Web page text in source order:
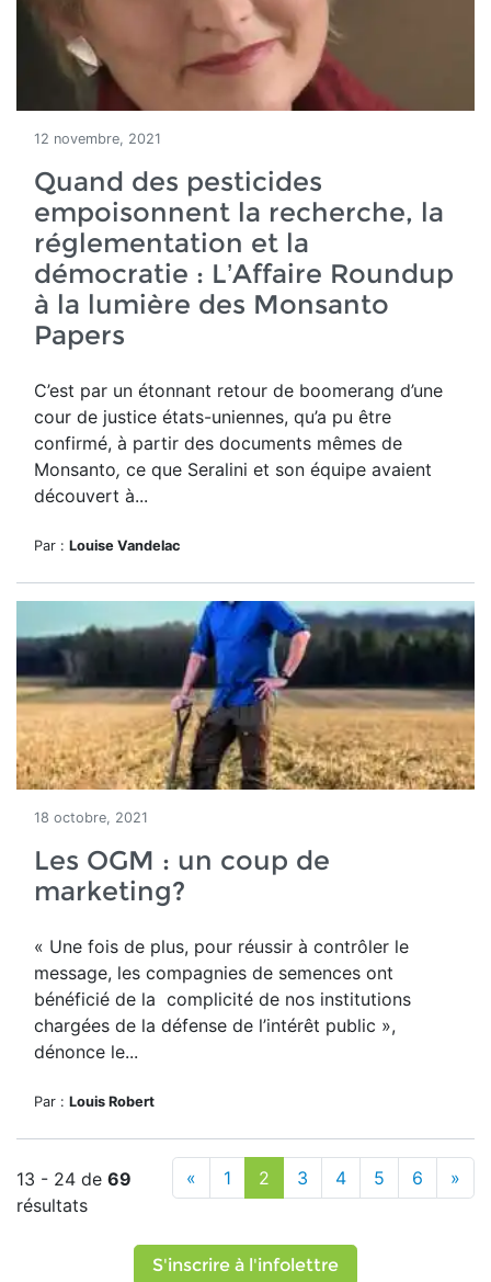
12 novembre, 2021
Quand des pesticides
empoisonnent la recherche, la
réglementation et la
démocratie : L’Affaire Roundup
à la lumière des Monsanto
Papers
C’est par un étonnant retour de boomerang d’une
cour de justice états-uniennes, qu’a pu être
confirmé, à partir des documents mêmes de
Monsanto, ce que Seralini et son équipe avaient
découvert à...
Par : Louise Vandelac
18 octobre, 2021
Les OGM : un coup de
marketing?
« Une fois de plus, pour réussir à contrôler le
message, les compagnies de semences ont
bénéficié de la complicité de nos institutions
chargées de la défense de l’intérêt public »,
dénonce le...
Par : Louis Robert
13 - 24 de 69
résultats
« 1 2 3 4 5 6 »
S'inscrire à l'infolettre